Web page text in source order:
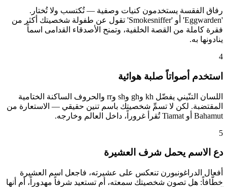
رفاق الفقسة يستخدمون كنيات وصفية — تُكتسب ولا تُختار.
'Eggwarden' أو 'Smokesniffer' تقول عن طفولة شخصيتك أكثر من
فقرة كاملة من القصة الخلفية، وتمنح الأصدقاء القدامى اسماً
ينادونها به.
4
استخدم أصواتاً صلبة هوائية
اللسان التنّيني يفضّل kh وgh وsh وrr والحروف الساكنة الختامية
المقتضبة. لكن لا تسمِّ شخصيتك باسم تنين حقيقي — الاستعارة من
Bahamut أو Tiamat تُقرأ غروراً، داخل العالم وخارجه.
5
دع الاسم يحمل شرف العشيرة
أفعال الدراغونبورن تنعكس على عشيرته، فاجعل اسم العشيرة
خطّافاً: هل تصون شخصيتك سمعته، أم تستعيد شرفاً مهدوراً، أم أنها